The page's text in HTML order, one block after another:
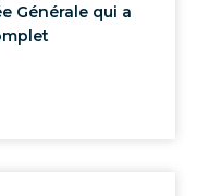
Générale qui a